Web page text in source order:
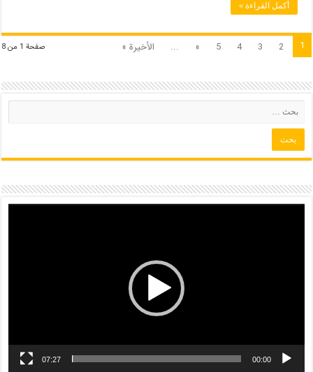
أكمل القراءة »
صفحة 1 من 8 1
2
3
4
5
»
... الأخيرة »
00:00
07:27